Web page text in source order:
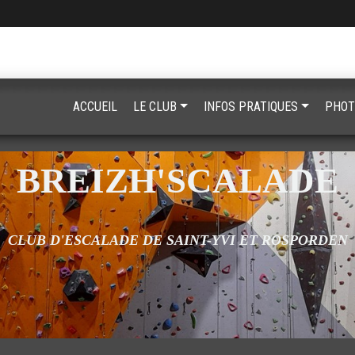
BREIZH'SCALADE
CLUB D'ESCALADE DE SAINT-YVI ET ROSPORDEN
ACCUEIL LE CLUB INFOS PRATIQUES